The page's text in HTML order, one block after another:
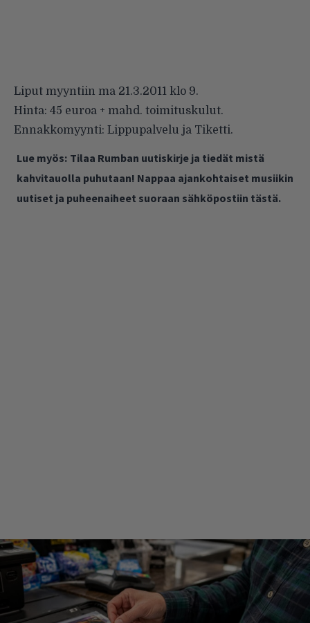
Liput myyntiin ma 21.3.2011 klo 9.
Hinta: 45 euroa + mahd. toimituskulut.
Ennakkomyynti: Lippupalvelu ja Tiketti.
Lue myös: Tilaa Rumban uutiskirje ja tiedät mistä
kahvitauolla puhutaan! Nappaa ajankohtaiset musiikin
uutiset ja puheenaiheet suoraan sähköpostiin tästä.